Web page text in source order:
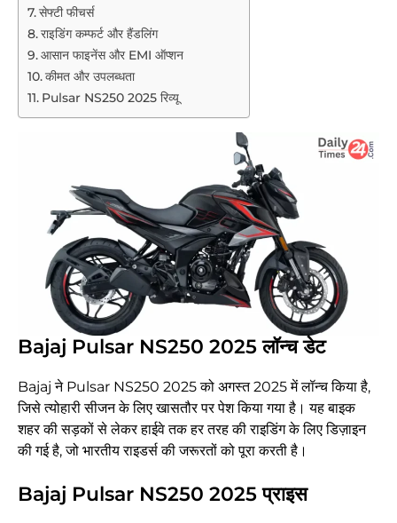
सेफ्टी फीचर्स
राइडिंग कम्फर्ट और हैंडलिंग
आसान फाइनेंस और EMI ऑप्शन
कीमत और उपलब्धता
Pulsar NS250 2025 रिव्यू
Bajaj Pulsar NS250 2025 लॉन्च डेट
Bajaj ने Pulsar NS250 2025 को अगस्त 2025 में लॉन्च किया है,
जिसे त्योहारी सीजन के लिए खासतौर पर पेश किया गया है। यह बाइक
शहर की सड़कों से लेकर हाईवे तक हर तरह की राइडिंग के लिए डिज़ाइन
की गई है, जो भारतीय राइडर्स की जरूरतों को पूरा करती है।
Bajaj Pulsar NS250 2025 प्राइस